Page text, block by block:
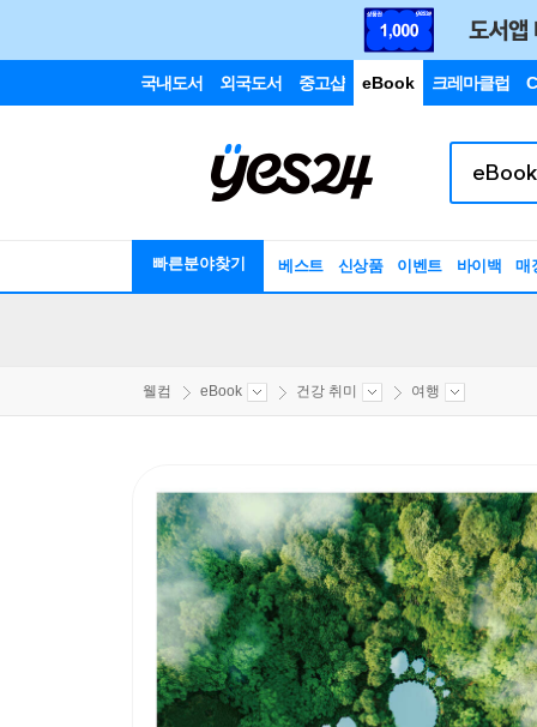
국내도서 외국도서 중고샵 eBook 크레마클럽
빠른분야찾기 베스트 신상품 이벤트 바이백 매
웰컴 eBook 건강 취미 여행